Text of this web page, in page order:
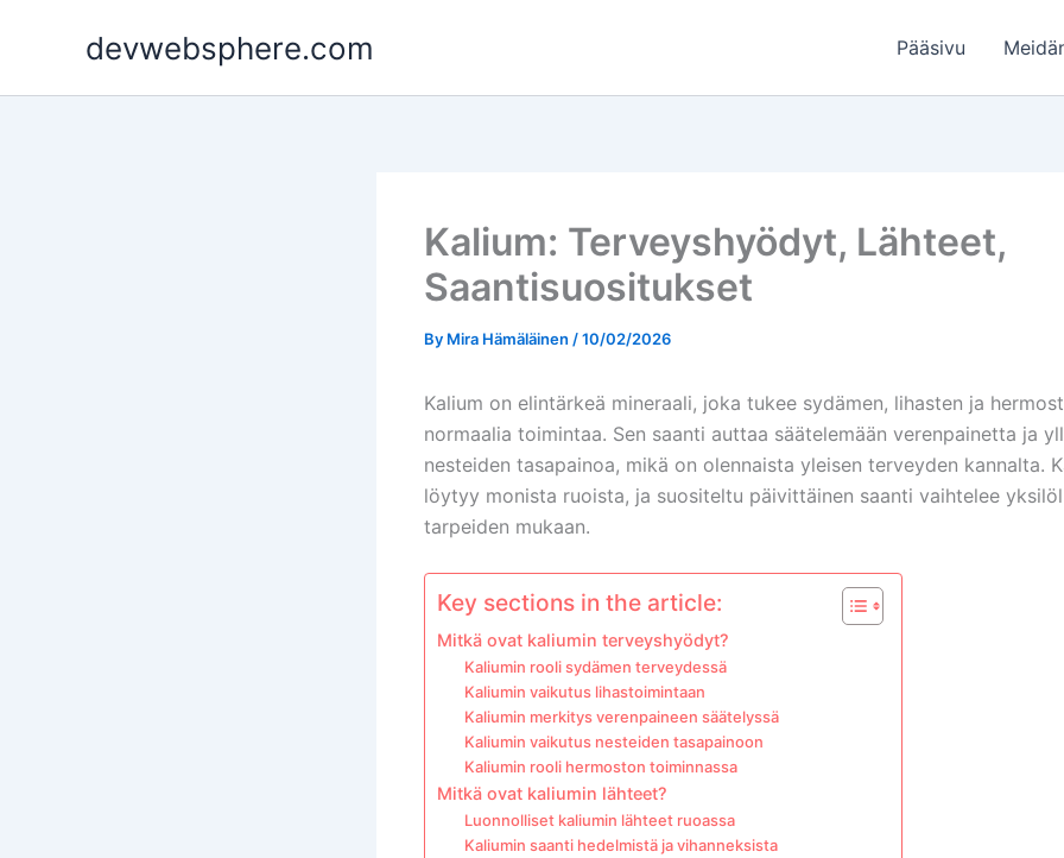
devwebsphere.com Pääsivu
Kalium: Terveyshyödyt, Lähteet,
Saantisuositukset
By Mira Hämäläinen /10/02/2026
Kalium on elintärkeä mineraali, joka tukee sydämen, lihasten ja
normaalia toimintaa. Sen saanti auttaa säätelemään verenpainetta ja
nesteiden tasapainoa, mikä on olennaista yleisen terveyden kannalta.
löytyy monista ruoista, ja suositeltu päivittäinen saanti vaihtelee
tarpeiden mukaan.
Key sections in the article:
Mitkä ovat kaliumin terveyshyödyt?
Kaliumin rooli sydämen terveydessä
Kaliumin vaikutus lihastoimintaan
Kaliumin merkitys verenpaineen säätelyssä
Kaliumin vaikutus nesteiden tasapainoon
Kaliumin rooli hermoston toiminnassa
Mitkä ovat kaliumin lähteet?
Luonnolliset kaliumin lähteet ruoassa
Kaliumin saanti hedelmistä ja vihanneksista